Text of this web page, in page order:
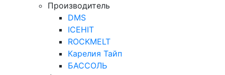
Производитель
DMS
ICEHIT
ROCKMELT
Карелия Тайп
БАССОЛЬ